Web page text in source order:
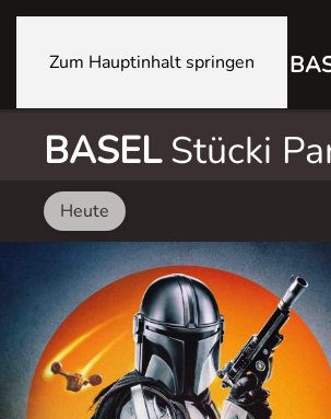
Zum Hauptinhalt springen
BASELStücki
Heute